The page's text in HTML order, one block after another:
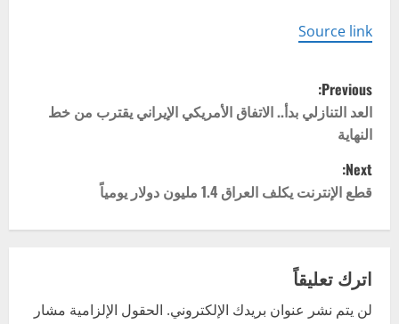
Source link
P
o
s
t
n
a
v
Previous:
العد التنازلي بدأ.. الاتفاق الأمريكي الإيراني يقترب من خط
النهاية
Next:
قطع الإنترنت يكلف العراق 1.4 مليون دولار يومياً
اترك تعليقاً
لن يتم نشر عنوان بريدك الإلكتروني. الحقول الإلزامية مشار